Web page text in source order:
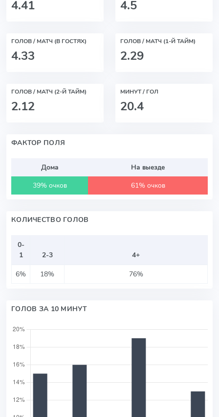
4.41 4.5
ГОЛОВ / МАТЧ (В ГОСТЯХ)
4.33
ГОЛОВ / МАТЧ (1-Й ТАЙМ)
2.29
ГОЛОВ / МАТЧ (2-Й ТАЙМ)
2.12
МИНУТ / ГОЛ
20.4
ФАКТОР ПОЛЯ
Дома
На выезде
39% очков
61% очков
КОЛИЧЕСТВО ГОЛОВ
0-
1
2-3
4+
6%
18% 76%
ГОЛОВ ЗА 10 МИНУТ